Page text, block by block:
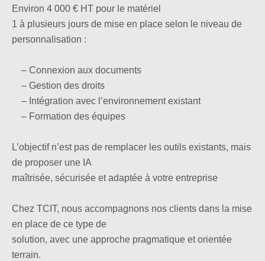
Environ 4 000 € HT pour le matériel
1 à plusieurs jours de mise en place selon le niveau de
personnalisation :
– Connexion aux documents
– Gestion des droits
– Intégration avec l’environnement existant
– Formation des équipes
L’objectif n’est pas de remplacer les outils existants, mais
de proposer une IA
maîtrisée, sécurisée et adaptée à votre entreprise
Chez TCIT, nous accompagnons nos clients dans la mise
en place de ce type de
solution, avec une approche pragmatique et orientée
terrain.